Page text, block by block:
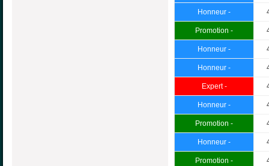
Honneur -
Promotion -
Honneur -
Honneur -
Expert -
Honneur -
Promotion -
Honneur -
Promotion -